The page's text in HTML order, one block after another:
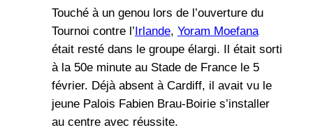
Touché à un genou lors de l’ouverture du
Tournoi contre l’ Irlande, Yoram Moefana
était resté dans le groupe élargi. Il était sorti
à la 50e minute au Stade de France le 5
février. Déjà absent à Cardiff, il avait vu le
jeune Palois Fabien Brau-Boirie s’installer
au centre avec réussite.